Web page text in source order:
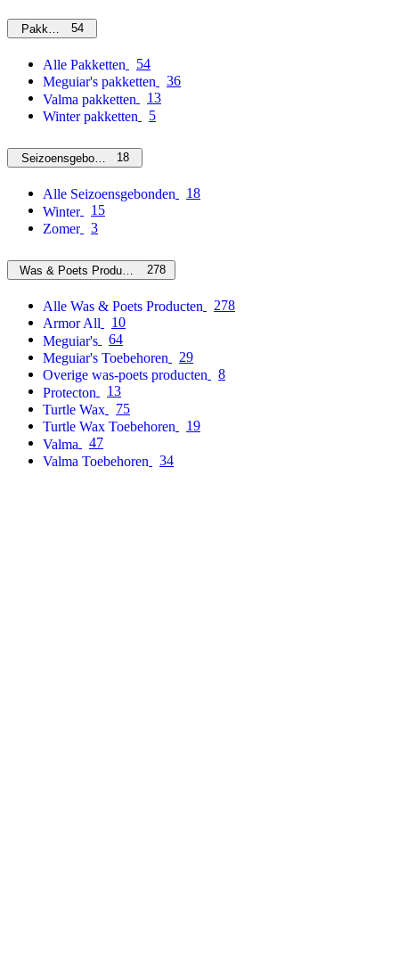
Pakketten54
Alle Pakketten
54
Meguiar's pakketten
36
Valma pakketten
13
Winter pakketten
5
Seizoensgebonden18
Alle Seizoensgebonden
18
Winter
15
Zomer
3
Was & Poets Producten 278
Alle Was & Poets Producten
278
Armor All
10
Meguiar's
64
Meguiar's Toebehoren
29
Overige was-poets producten
8
Protecton
13
Turtle Wax
75
Turtle Wax Toebehoren
19
Valma
47
Valma Toebehoren
34